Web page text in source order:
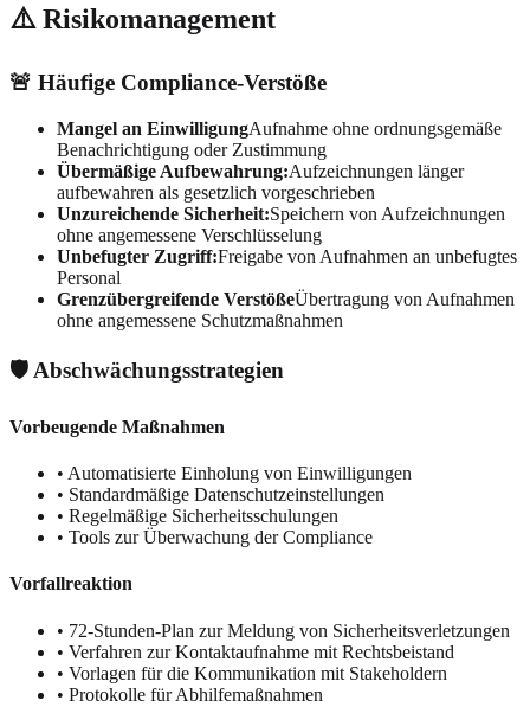
⚠️ Risikomanagement
🚨 Häufige Compliance-Verstöße
Mangel an EinwilligungAufnahme ohne ordnungsgemäße
Benachrichtigung oder Zustimmung
Übermäßige Aufbewahrung:Aufzeichnungen länger
aufbewahren als gesetzlich vorgeschrieben
Unzureichende Sicherheit:Speichern von Aufzeichnungen
ohne angemessene Verschlüsselung
Unbefugter Zugriff:Freigabe von Aufnahmen an unbefugtes
Personal
Grenzübergreifende VerstößeÜbertragung von Aufnahmen
ohne angemessene Schutzmaßnahmen
🛡️ Abschwächungsstrategien
Vorbeugende Maßnahmen
• Automatisierte Einholung von Einwilligungen
• Standardmäßige Datenschutzeinstellungen
• Regelmäßige Sicherheitsschulungen
• Tools zur Überwachung der Compliance
Vorfallreaktion
• 72-Stunden-Plan zur Meldung von Sicherheitsverletzungen
• Verfahren zur Kontaktaufnahme mit Rechtsbeistand
• Vorlagen für die Kommunikation mit Stakeholdern
• Protokolle für Abhilfemaßnahmen